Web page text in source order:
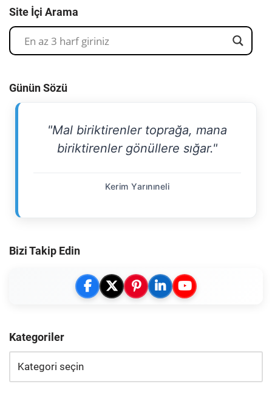
Site İçi Arama
Günün Sözü
"Mal biriktirenler toprağa, mana
biriktirenler gönüllere sığar."
Kerim Yarınıneli
Bizi Takip Edin
Kategoriler